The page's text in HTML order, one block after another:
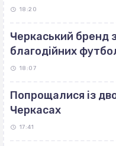
18:20
Черкаський бренд
благодійних
18:07
Попрощалися із
Черкасах
17:41